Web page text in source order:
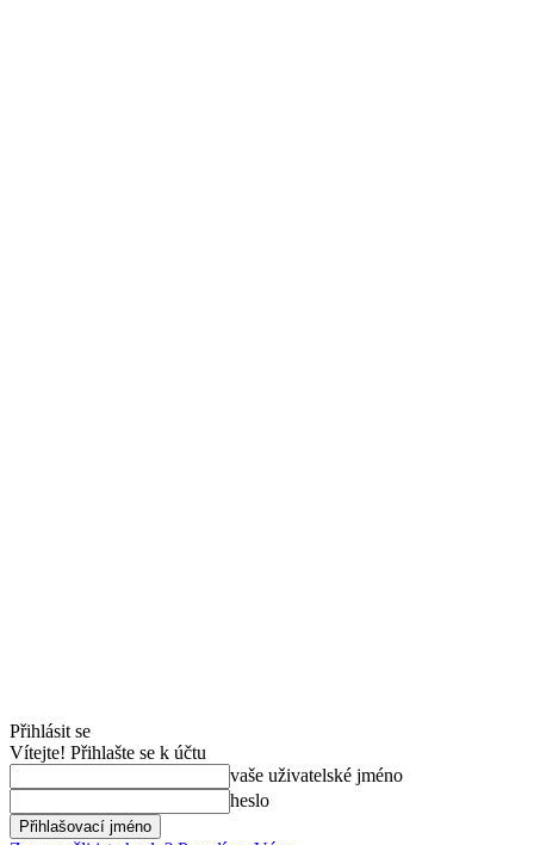
Přihlásit se
Vítejte! Přihlašte se k účtu
vaše uživatelské jméno
heslo